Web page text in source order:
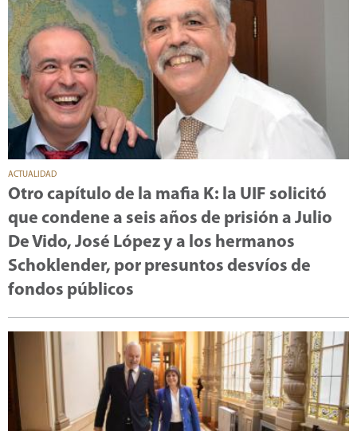
ACTUALIDAD
Otro capítulo de la mafia K: la UIF solicitó
que condene a seis años de prisión a Julio
De Vido, José López y a los hermanos
Schoklender, por presuntos desvíos de
fondos públicos